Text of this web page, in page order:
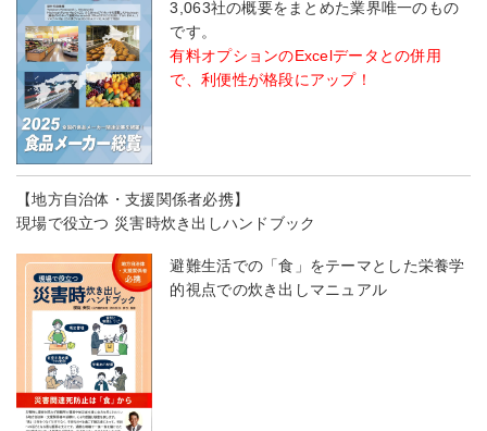
3,063社の概要をまとめた業界唯一のもの
です。
有料オプションのExcelデータとの併用
で、利便性が格段にアップ！
【地方自治体・支援関係者必携】
現場で役立つ 災害時炊き出しハンドブック
避難生活での「食」をテーマとした栄養学
的視点での炊き出しマニュアル